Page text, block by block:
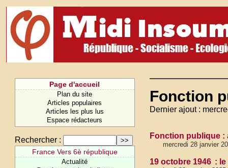
Page d'accueil
Plan du site
Articles populaires
Articles les plus lus
Espace rédacteurs
Rechercher :
France Vers 6è république
Actualité
Fonction
Dernier ajout :
Fonction publique :
mercredi 28 janvier
19 octobre 1946 :